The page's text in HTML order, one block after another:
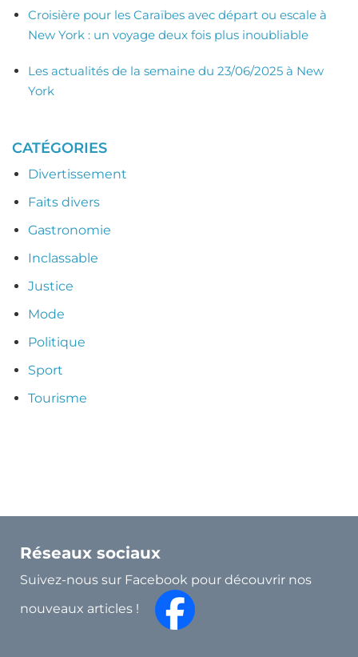
Croisière pour les Caraïbes avec départ ou escale à
New York : un voyage deux fois plus inoubliable
Les actualités de la semaine du 23/06/2025 à New
York
CATÉGORIES
Divertissement
Faits divers
Gastronomie
Inclassable
Justice
Mode
Politique
Sport
Tourisme
Réseaux sociaux
Suivez-nous sur Facebook pour découvrir nos
nouveaux articles !